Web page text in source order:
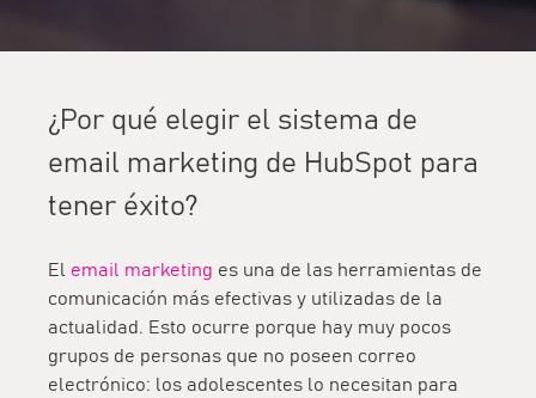
¿Por qué elegir el sistema de
email marketing de HubSpot para
tener éxito?
El email marketing es una de las herramientas de
comunicación más efectivas y utilizadas de la
actualidad. Esto ocurre porque hay muy pocos
grupos de personas que no poseen correo
electrónico: los adolescentes lo necesitan para